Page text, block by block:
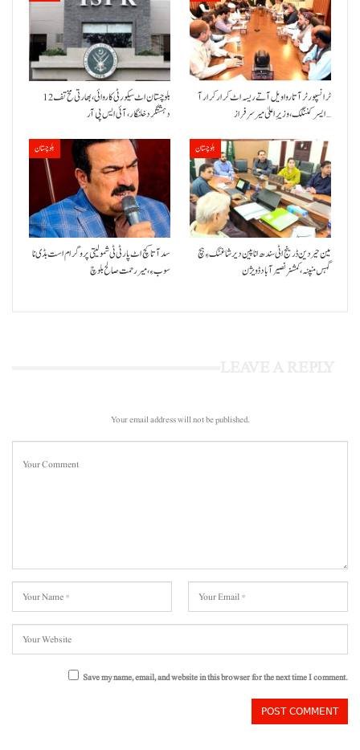
بلوچستان اٹ سیکورٹی کاروائی، بھارتی مخ تف 12
دہشتگرد خلنگار،آئی ایس پی آر
ٹرانسپورٹر آتا روا ویل آتے ریسہ اٹ کرار کرار آ
ایسر کننگک ،وزیرِ اعلیٰ میر سرفراز…
بلوچستان
سد آتا کچ اٹ پارٹی ٹی شمولیتی پروگرام است بڈی نا
سوب ءِ،میر رحمت صالح بلوچ
بلوچستان
مین حیردین ڈرینج اٹی سندھ انا پین دیر شاغنگ ءِ ہچ
گہس منپنہ،کمشنر نصیرآباد ڈویژن
Your email address will not be published.
Save my name, email, and website in this browser for the next time I comment.